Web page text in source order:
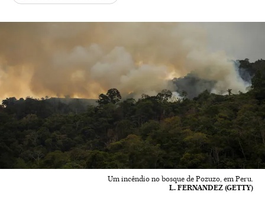
Um incêndio no bosque de Pozuzo, em Peru.
L. FERNANDEZ (GETTY)